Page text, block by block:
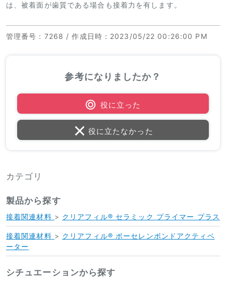
は、被着面が歯質である場合も接着力を有します。
管理番号 ：7268 /作成日時 ：2023/05/22 00:26:00 PM
参考になりましたか？
役に立った
役に立たなかった
カテゴリ
製品から探す
接着関連材料 > クリアフィル® セラミック プライマー プラス
接着関連材料 > クリアフィル® ポーセレンボンドアクティベ
ーター
シチュエーションから探す